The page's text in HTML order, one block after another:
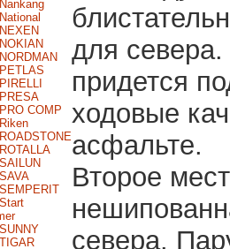
COMP
для
придется
ходовые
асфальте.
Второе
севера.